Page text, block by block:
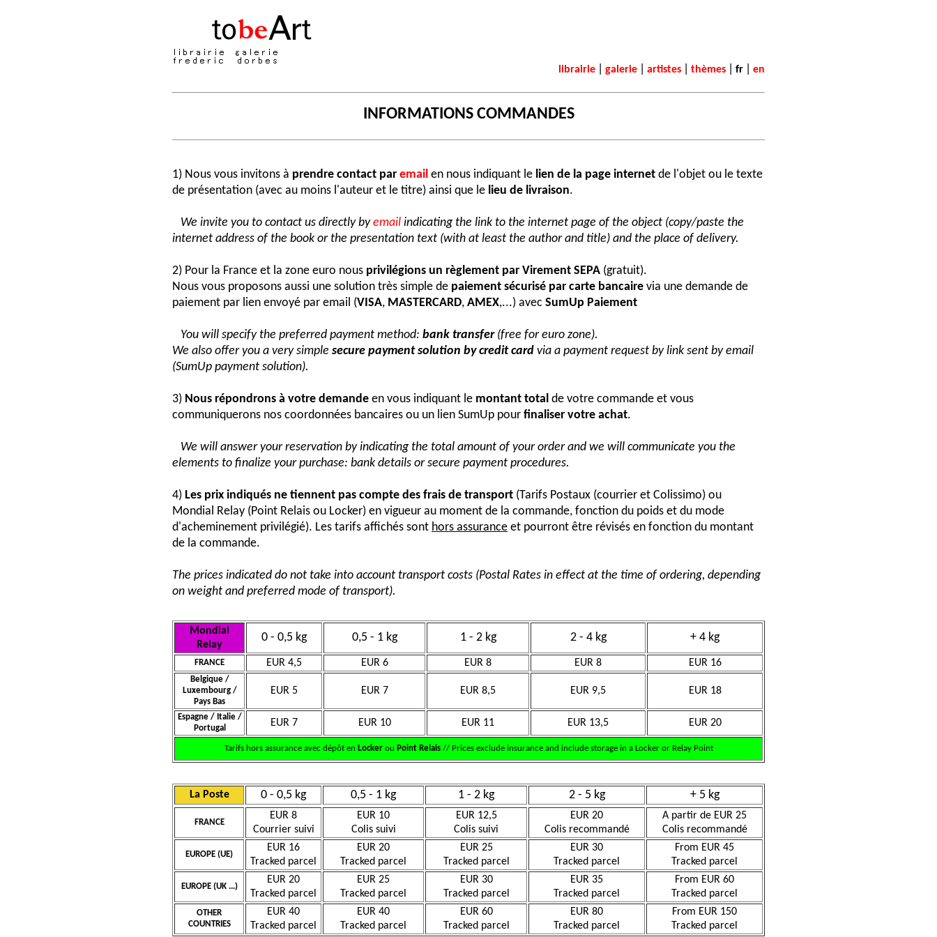
librairie galerie artistes thèmes fr en
INFORMATIONS COMMANDES
1) Nous vous invitons à prendre contact par email en nous indiquant le lien de la page internet de l'objet ou le texte
de présentation (avec au moins l'auteur et le titre) ainsi que le lieu de livraison.
We invite you to contact us directly byemail indicating the link to the internet page of the object (copy/paste the
internet address of the book or the presentation text (with at least the author and title) and the place of delivery.
2) Pour la France et la zone euro nous privilégions un règlement par Virement SEPA (gratuit).
Nous vous proposons aussi une solution très simple de paiement sécurisé par carte bancaire via une demande de
paiement par lien envoyé par email (VISA, MASTERCARD, AMEX,...) avec SumUp Paiement
You will specify the preferred payment method: bank transfer(free for euro zone).
We also offer you a very simple secure payment solution by credit card via a payment request by link sent by email
(SumUp payment solution).
3) Nous répondrons à votre demande en vous indiquant le montant total de votre commande et vous
communiquerons nos coordonnées bancaires ou un lien SumUp pour finaliser votre achat.
We will answer your reservation by indicating the total amount of your order and we will communicate you the
elements to finalize your purchase: bank details or secure payment procedures.
4) Les prix indiqués ne tiennent pas compte des frais de transport (Tarifs Postaux (courrier et Colissimo) ou
Mondial Relay (Point Relais ou Locker) en vigueur au moment de la commande, fonction du poids et du mode
d'acheminement privilégié). Les tarifs affichés sont hors assurance et pourront être révisés en fonction du montant
de la commande.
The prices indicated do not take into account transport costs (Postal Rates in effect at the time of ordering, depending
on weight and preferred mode of transport).
Mondial
Relay
0 - 0,5 kg 0,5 - 1 kg 1 - 2 kg 2 - 4 kg + 4 kg
FRANCE EUR 4,5 EUR 6 EUR 8 EUR 8 EUR 16
Belgique /
Luxembourg /
Pays Bas
EUR 5 EUR 7 EUR 8,5 EUR 9,5 EUR 18
Espagne / Italie /
Portugal
EUR 7 EUR 10 EUR 11 EUR 13,5 EUR 20
Tarifs hors assurance avec dépôt en Lockerou Point Relais// Prices exclude insurance and include storage in a Locker or Relay Point
La Poste 0 - 0,5 kg 0,5 - 1 kg 1 - 2 kg 2 - 5 kg + 5 kg
FRANCE
EUR 8
Courrier suivi
EUR 10
Colis suivi
EUR 12,5
Colis suivi
EUR 20
Colis recommandé
A partir de EUR 25
Colis recommandé
EUROPE (UE)
EUR 16
Tracked parcel
EUR 20
Tracked parcel
EUR 25
Tracked parcel
EUR 30
Tracked parcel
From EUR 45
Tracked parcel
EUROPE (UK ...)
EUR 20
Tracked parcel
EUR 25
Tracked parcel
EUR 30
Tracked parcel
EUR 35
Tracked parcel
From EUR 60
Tracked parcel
OTHER
COUNTRIES
EUR 40
Tracked parcel
EUR 40
Tracked parcel
EUR 60
Tracked parcel
EUR 80
Tracked parcel
From EUR 150
Tracked parcel